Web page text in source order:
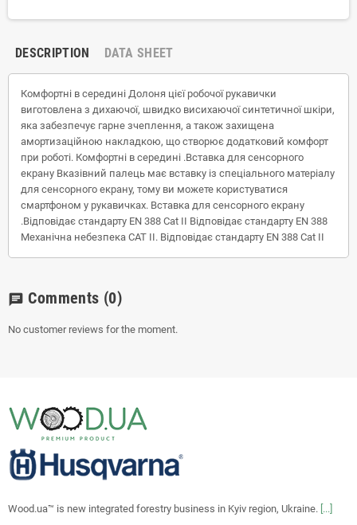
DESCRIPTION DATA SHEET
Комфортні в середині Долоня цієї робочої рукавички
виготовлена з дихаючої, швидко висихаючої синтетичної шкіри,
яка забезпечує гарне зчеплення, а також захищена
амортизаційною накладкою, що створює додатковий комфорт
при роботі. Комфортні в середині .Вставка для сенсорного
екрану Вказівний палець має вставку із спеціального матеріалу
для сенсорного екрану, тому ви можете користуватися
смартфоном у рукавичках. Вставка для сенсорного екрану
.Відповідає стандарту EN 388 Cat II Відповідає стандарту EN 388
Механічна небезпека CAT II. Відповідає стандарту EN 388 Cat II
chat Comments (0)
No customer reviews for the moment.
Wood.ua™ is new integrated forestry business in Kyiv region, Ukraine. [...]